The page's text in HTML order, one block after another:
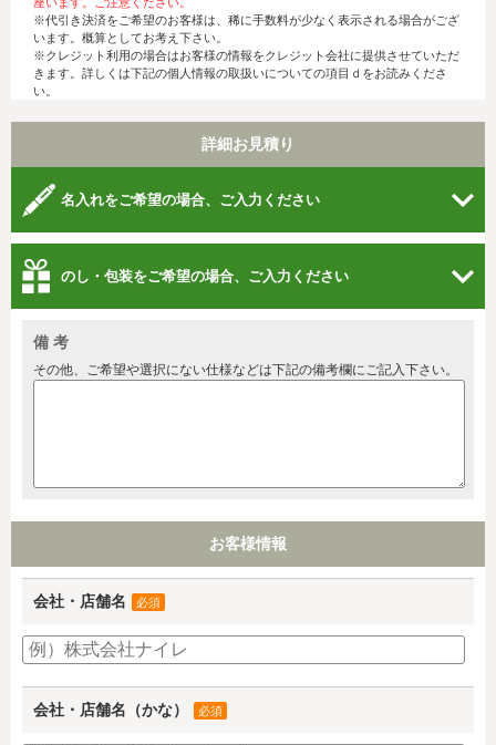
※代引き決済をご希望のお客様は、稀に手数料が少なく表示される場合がござ
います。概算としてお考え下さい。
※クレジット利用の場合はお客様の情報をクレジット会社に提供させていただ
きます。詳しくは下記の個人情報の取扱いについての項目ｄをお読みくださ
い。
詳細お見積り
名入れをご希望の場合、ご入力ください
のし・包装をご希望の場合、ご入力ください
備 考
その他、ご希望や選択にない仕様などは下記の備考欄にご記入下さい。
お客様情報
会社・店舗名 必須
会社・店舗名（かな） 必須